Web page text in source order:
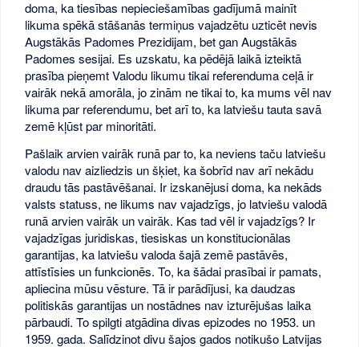
doma, ka tiesības nepieciešamības gadījumā mainīt
likuma spēkā stāšanās termiņus vajadzētu uzticēt nevis
Augstākās Padomes Prezidijam, bet gan Augstākās
Padomes sesijai. Es uzskatu, ka pēdējā laikā izteiktā
prasība pieņemt Valodu likumu tikai referenduma ceļā ir
vairāk nekā amorāla, jo zinām ne tikai to, ka mums vēl nav
likuma par referendumu, bet arī to, ka latviešu tauta savā
zemē kļūst par minoritāti.
Pašlaik arvien vairāk runā par to, ka neviens taču latviešu
valodu nav aizliedzis un šķiet, ka šobrīd nav arī nekādu
draudu tās pastāvēšanai. Ir izskanējusi doma, ka nekāds
valsts statuss, ne likums nav vajadzīgs, jo latviešu valodā
runā arvien vairāk un vairāk. Kas tad vēl ir vajadzīgs? Ir
vajadzīgas juridiskas, tiesiskas un konstitucionālas
garantijas, ka latviešu valoda šajā zemē pastāvēs,
attīstīsies un funkcionēs. To, ka šādai prasībai ir pamats,
apliecina mūsu vēsture. Tā ir parādījusi, ka daudzas
politiskās garantijas un nostādnes nav izturējušas laika
pārbaudi. To spilgti atgādina divas epizodes no 1953. un
1959. gada. Salīdzinot divu šajos gados notikušo Latvijas